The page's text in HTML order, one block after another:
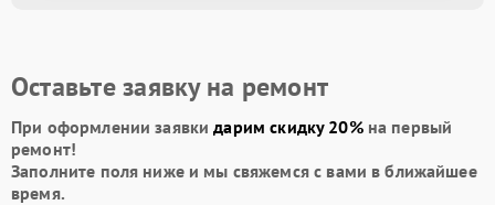
Оставьте заявку на ремонт
При оформлении заявкидарим скидку 20%на первый
ремонт!
Заполните поля ниже и мы свяжемся с вами в ближайшее
время.